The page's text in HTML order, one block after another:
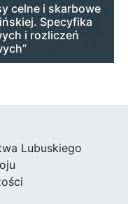
celne i skarbowe
Specyfika
i rozliczeń
Lubuskiego